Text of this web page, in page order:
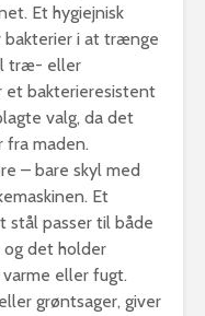
Et hygiejnisk
i at trænge
træ- eller
et bakterieresistent
valg, da det
fra maden.
– bare skyl med
Et
passer til både
og det holder
eller fugt.
grøntsager, giver